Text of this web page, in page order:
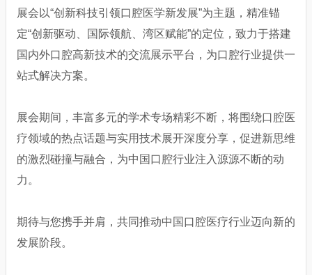
展会以“创新科技引领口腔医学新发展”为主题，精准锚
定“创新驱动、国际领航、湾区赋能”的定位，致力于搭建
国内外口腔高新技术的交流展示平台，为口腔行业提供一
站式解决方案。
展会期间，丰富多元的学术专场精彩不断，将围绕口腔医
疗领域的热点话题与实用技术展开深度分享，促进新思维
的激烈碰撞与融合，为中国口腔行业注入源源不断的动
力。
期待与您携手并肩，共同推动中国口腔医疗行业迈向新的
发展阶段。